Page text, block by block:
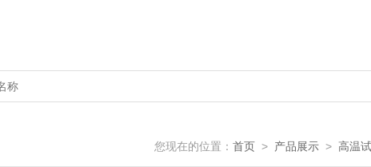
您现在的位置： 首页 > 产品展示 > 高温